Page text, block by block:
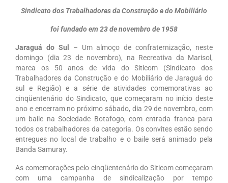
Sindicalize-se
Seus Direitos
Convenções Coletivas
Registro em Carteira
Salário Normativo
Seguro Desemprego
Direitos Trabalhistas – Outros
Sindicato dos Trabalhadores da Construção e do Mobiliário
foi fundado em 23 de novembro de 1958
Jaraguá do Sul
– Um almoço de confraternização, neste
domingo (dia 23 de novembro), na Recreativa da Marisol,
marca os 50 anos de vida do Siticom (Sindicato dos
Trabalhadores da Construção e do Mobiliário de Jaraguá do
sul e Região) e a série de atividades comemorativas ao
cinqüentenário do Sindicato, que começaram no início deste
ano e encerram no próximo sábado, dia 29 de novembro, com
um baile na Sociedade Botafogo, com entrada franca para
todos os trabalhadores da categoria. Os convites estão sendo
entregues no local de trabalho e o baile será animado pela
Banda Samuray.
As comemorações pelo cinqüentenário do Siticom começaram
com uma campanha de sindicalização por tempo